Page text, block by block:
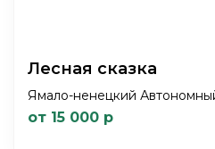
Лесная сказка
Ямало-ненецкий
от 15 000 р